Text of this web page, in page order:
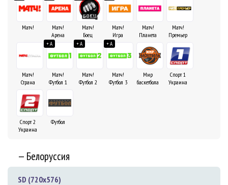
Матч!
Матч!
Арена
Матч!
Боец
Матч!
Игра
Матч!
Планета
Матч!
Премьер
Матч!
Страна
+ A
Матч!
Футбол 1
+ A
Матч!
Футбол 2
+ A
Матч!
Футбол 3
Мир
баскетбола
Спорт 1
Украина
Спорт 2
Украина
Футбол
— Белоруссия
SD (720x576)